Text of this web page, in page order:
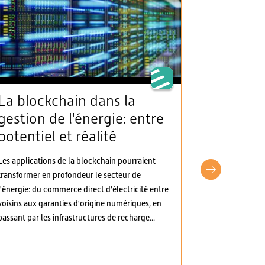
La blockchain dans la
de l'énergie: entre
et réalité
applications de la blockchain pourraient
en profondeur le secteur de
du commerce direct d'électricité entre
aux garanties d'origine numériques, en
par les infrastructures de recharge...